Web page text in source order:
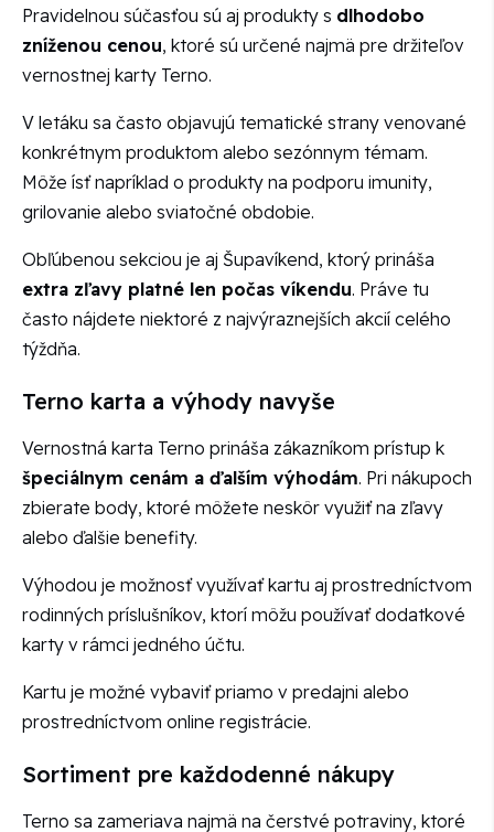
Pravidelnou súčasťou sú aj produkty s dlhodobo
zníženou cenou, ktoré sú určené najmä pre držiteľov
vernostnej karty Terno.
V letáku sa často objavujú tematické strany venované
konkrétnym produktom alebo sezónnym témam.
Môže ísť napríklad o produkty na podporu imunity,
grilovanie alebo sviatočné obdobie.
Obľúbenou sekciou je aj Šupavíkend, ktorý prináša
extra zľavy platné len počas víkendu. Práve tu
často nájdete niektoré z najvýraznejších akcií celého
týždňa.
Terno karta a výhody navyše
Vernostná karta Terno prináša zákazníkom prístup k
špeciálnym cenám a ďalším výhodám. Pri nákupoch
zbierate body, ktoré môžete neskôr využiť na zľavy
alebo ďalšie benefity.
Výhodou je možnosť využívať kartu aj prostredníctvom
rodinných príslušníkov, ktorí môžu používať dodatkové
karty v rámci jedného účtu.
Kartu je možné vybaviť priamo v predajni alebo
prostredníctvom online registrácie.
Sortiment pre každodenné nákupy
Terno sa zameriava najmä na čerstvé potraviny, ktoré